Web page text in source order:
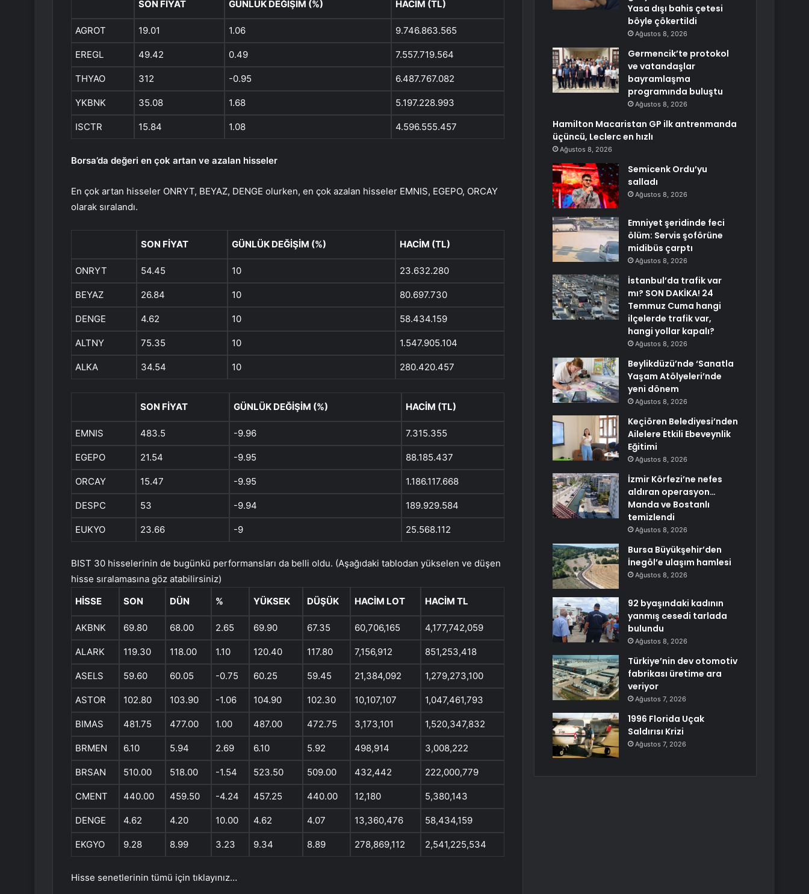
SON FİYAT GÜNLÜK DEĞİŞİM (%) HACİM (TL)
AGROT 19.01 1.06 9.746.863.565
EREGL 49.42 0.49 7.557.719.564
THYAO 312 -0.95 6.487.767.082
YKBNK 35.08 1.68 5.197.228.993
ISCTR 15.84 1.08 4.596.555.457
Borsa’da değeri en çok artan ve azalan hisseler
En çok artan hisseler ONRYT, BEYAZ, DENGE olurken, en çok azalan hisseler EMNIS, EGEPO, ORCAY
olarak sıralandı.
SON FİYAT GÜNLÜK DEĞİŞİM (%) HACİM (TL)
ONRYT 54.45 10 23.632.280
BEYAZ 26.84 10 80.697.730
DENGE 4.62 10 58.434.159
ALTNY 75.35 10 1.547.905.104
ALKA 34.54 10 280.420.457
SON FİYAT GÜNLÜK DEĞİŞİM (%) HACİM (TL)
EMNIS 483.5 -9.96 7.315.355
EGEPO 21.54 -9.95 88.185.437
ORCAY 15.47 -9.95 1.186.117.668
DESPC 53 -9.94 189.929.584
EUKYO 23.66 -9 25.568.112
BIST 30 hisselerinin de bugünkü performansları da belli oldu. (Aşağıdaki tablodan yükselen ve düşen
hisse sıralamasına göz atabilirsiniz)
HISSE
SON DÜN % YÜKSEK DÜŞÜK HACIM LOT HACIM TL
AKBNK 69.80 68.00 2.65 69.90 67.35 60,706,165 4,177,742,059
ALARK 119.30 118.00 1.10 120.40 117.80 7,156,912 851,253,418
ASELS 59.60 60.05 -0.75 60.25 59.45 21,384,092 1,279,273,100
ASTOR 102.80 103.90 -1.06 104.90 102.30 10,107,107 1,047,461,793
BIMAS 481.75 477.00 1.00 487.00 472.75 3,173,101 1,520,347,832
BRMEN 6.10 5.94 2.69 6.10 5.92 498,914 3,008,222
BRSAN 510.00 518.00 -1.54 523.50 509.00 432,442 222,000,779
CMENT 440.00 459.50 -4.24 457.25 440.00 12,180 5,380,143
DENGE 4.62 4.20 10.00 4.62 4.07 13,360,476 58,434,159
EKGYO 9.28 8.99 3.23 9.34 8.89 278,869,112 2,541,225,534
Hisse senetlerinin tümü için tıklayınız…
Yasa dışı bahis çetesi
böyle çökertildi
Ağustos 8, 2026
Germencik’te protokol
ve vatandaşlar
bayramlaşma
programında buluştu
Ağustos 8, 2026
Hamilton Macaristan GP ilk antrenmanda
üçüncü, Leclerc en hızlı
Ağustos 8, 2026
Semicenk Ordu’yu
salladı
Ağustos 8, 2026
Emniyet şeridinde feci
ölüm: Servis şoförüne
midibüs çarptı
Ağustos 8, 2026
İstanbul’da trafik var
mı? SON DAKİKA! 24
Temmuz Cuma hangi
ilçelerde trafik var,
hangi yollar kapalı?
Ağustos 8, 2026
Beylikdüzü’nde ‘Sanatla
Yaşam Atölyeleri’nde
yeni dönem
Ağustos 8, 2026
Keçiören Belediyesi’nden
Ailelere Etkili Ebeveynlik
Eğitimi
Ağustos 8, 2026
İzmir Körfezi’ne nefes
aldıran operasyon…
Manda ve Bostanlı
temizlendi
Ağustos 8, 2026
Bursa Büyükşehir’den
İnegöl’e ulaşım hamlesi
Ağustos 8, 2026
92 byaşındaki kadının
yanmış cesedi tarlada
bulundu
Ağustos 8, 2026
Türkiye’nin dev otomotiv
fabrikası üretime ara
veriyor
Ağustos 7, 2026
1996 Florida Uçak
Saldırısı Krizi
Ağustos 7, 2026